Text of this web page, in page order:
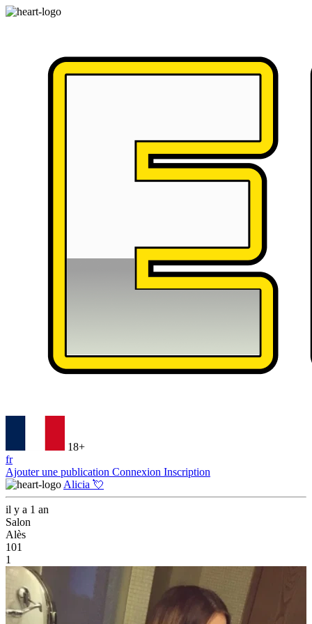
18+
fr
Ajouter une publication Connexion Inscription
Alicia 💘
il y a 1 an
Salon
Alès
101
1